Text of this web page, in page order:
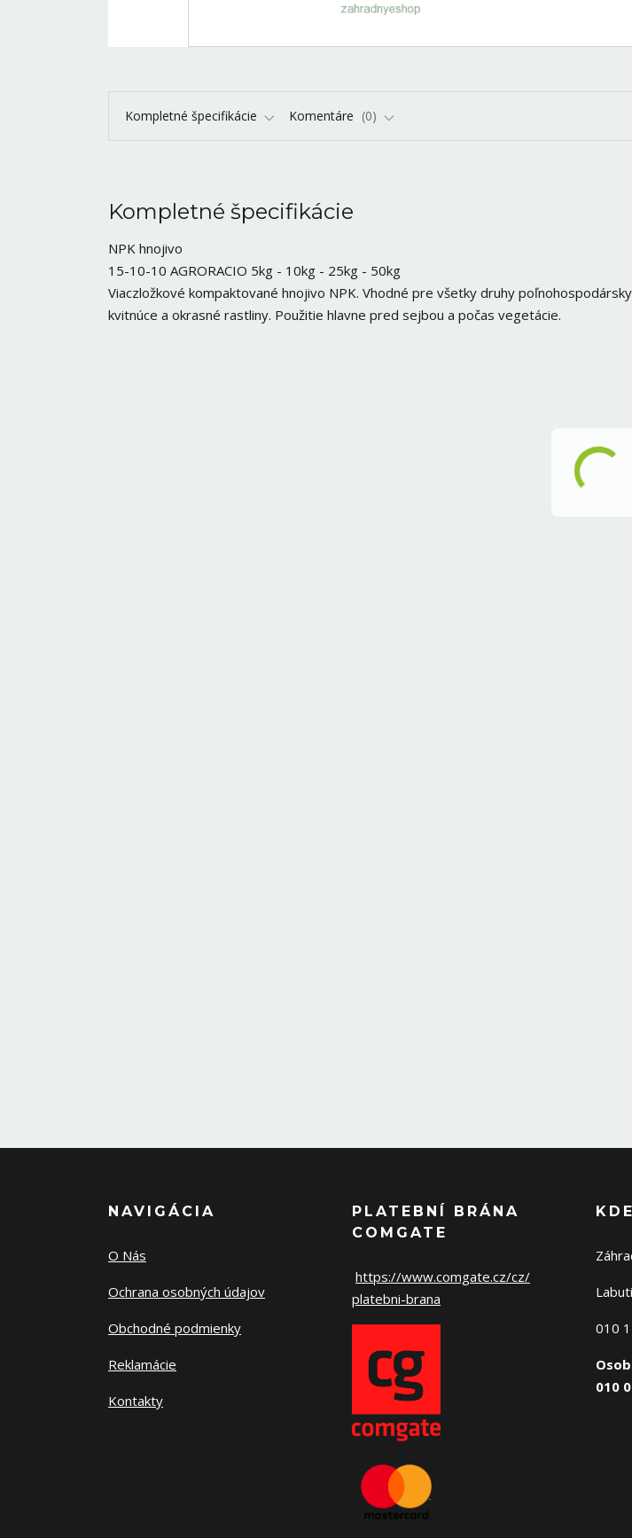
Kompletné špecifikácie Komentáre 0
Kompletné špecifikácie
NPK hnojivo
15-10-10 AGRORACIO 5kg - 10kg - 25kg - 50kg
Viaczložkové kompaktované hnojivo NPK. Vhodné pre všetky druhy
kvitnúce a okrasné rastliny. Použitie hlavne pred sejbou a počas vegetácie.
NAVIGÁCIA
O Nás
Ochrana osobných údajov
Obchodné podmienky
Reklamácie
Kontakty
PLATEBNÍ BRÁNA
COMGATE
https://www.comgate.cz/cz/
platebni-brana
010
010